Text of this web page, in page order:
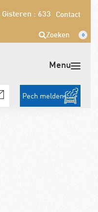
Gisteren : 633 Contact
Zoeken 0
Pech melden